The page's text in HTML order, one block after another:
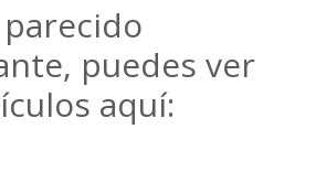
puedes ver
aquí: